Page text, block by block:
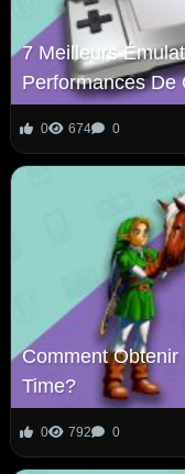
7 Meilleurs
Performances De
0 674 0
Comment
Time?
0 792 0